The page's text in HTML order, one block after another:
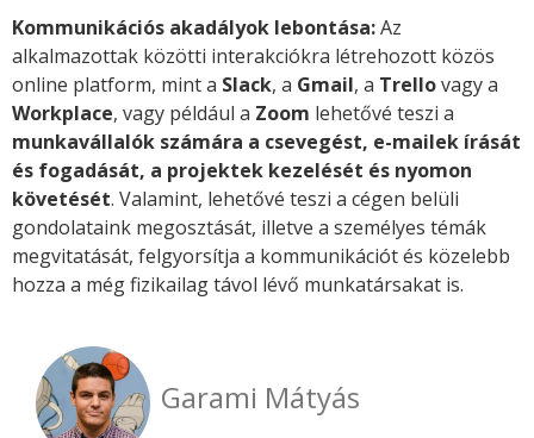
Kommunikációs akadályok lebontása:Az
alkalmazottak közötti interakciókra létrehozott közös
online platform, mint a Slack, a Gmail, a Trellovagy a
Workplace, vagy például a Zoom lehetővé teszi a
munkavállalók számára a csevegést, e-mailek írását
és fogadását, a projektek kezelését és nyomon
követését. Valamint, lehetővé teszi a cégen belüli
gondolataink megosztását, illetve a személyes témák
megvitatását, felgyorsítja a kommunikációt és közelebb
hozza a még fizikailag távol lévő munkatársakat is.
Garami Mátyás